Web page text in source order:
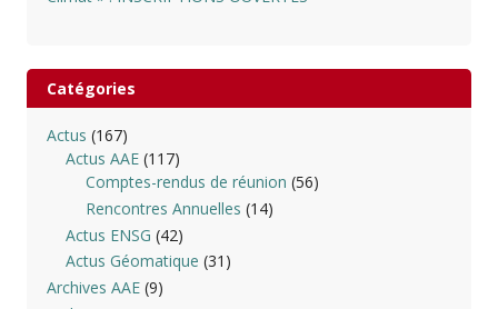
Catégories
Actus (167)
Actus AAE (117)
Comptes-rendus de réunion (56)
Rencontres Annuelles (14)
Actus ENSG (42)
Actus Géomatique (31)
Archives AAE(9)